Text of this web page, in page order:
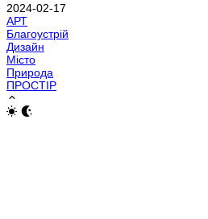
2024-02-17
АРТ
Благоустрій
Дизайн
Місто
Природа
ПРОСТІР